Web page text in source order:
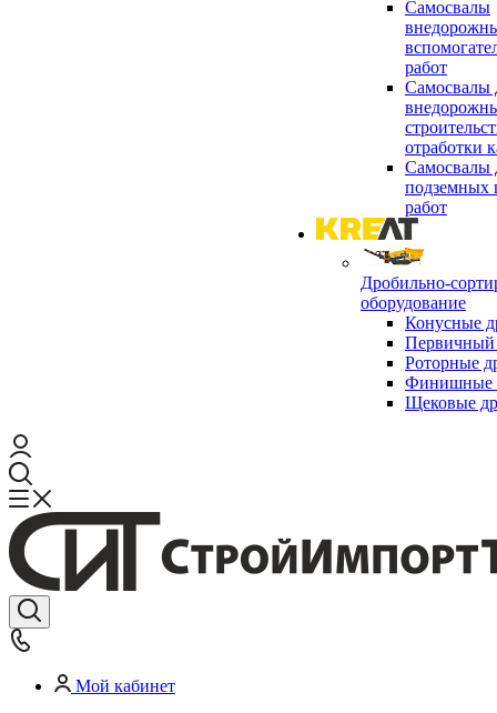
Самосвалы
работ
Самосвалы
отработки
Самосвалы
подземных
работ
Дробильно-
оборудование
Конусные
Первичный
Роторные
Финишные
Щековые
Мой кабинет